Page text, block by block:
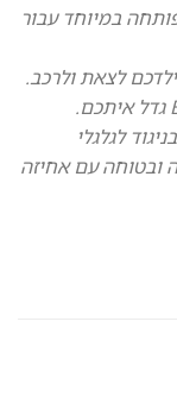
במיוחד עבור
כםלצאת ולרכב.
גדל איתכם.
לגלגלי
ובטוחה עם אחיזה